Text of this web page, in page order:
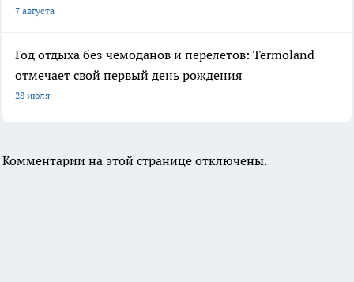
7 августа
Год отдыха без чемоданов и перелетов: Termoland
отмечает свой первый день рождения
28 июля
Комментарии на этой странице отключены.